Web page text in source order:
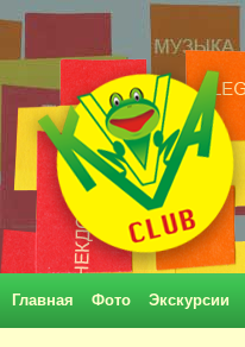
Главная Фото Экскурсии